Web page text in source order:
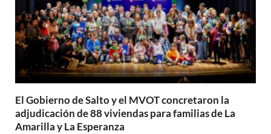
El Gobierno de Salto y el MVOT concretaron la
adjudicación de 88 viviendas para familias de La
Amarilla y La Esperanza